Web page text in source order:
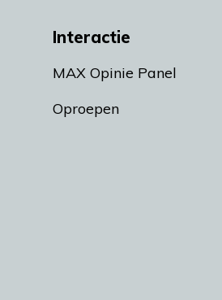
Interactie
MAX Opinie Panel
Oproepen